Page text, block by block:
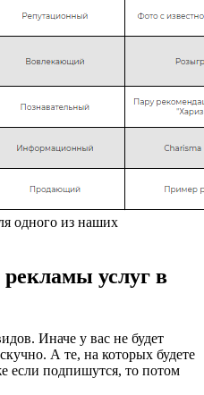
одного из наших
услуг в
Иначе у вас не будет
А те, на которых будете
если подпишутся, то потом